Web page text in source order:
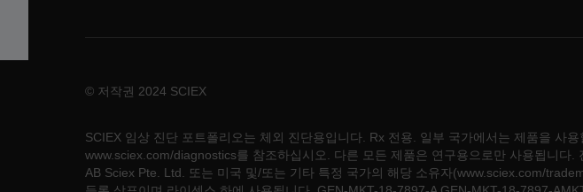
© 저작권 2024 SCIEX
SCIEX 임상 진단 포트폴리오는 체외 진단용입니다. Rx 전용. 일부 국가에서는 제품을 사
www.sciex.com/diagnostics를 참조하십시오. 다른 모든 제품은 연구용으로만 사용됩니
AB Sciex Pte. Ltd. 또는 미국 및/또는 기타 특정 국가의 해당 소유자(www.sciex.com/